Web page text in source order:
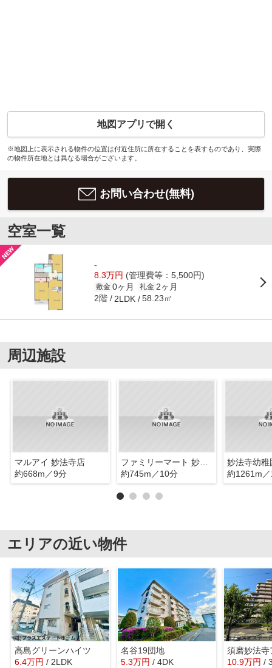
地図アプリで開く
※地図上に表示される物件の位置は付近住所に所在することを表すものであり、実際
の物件所在地とは異なる場合がございます。
お問い合わせ(無料)
空室一覧
-
8.3万円 (管理費等：5,500円)
敷金 0ヶ月 礼金 2ヶ月
2階 2LDK 58.23㎡
周辺施設
マルアイ 妙法寺店
約668m／9分
ファミリーマート 妙法寺インター店
約745m／10分
妙法寺幼稚
約1261m
エリアの近い物件
高島グリーンハイツ
6.4万円 / 2LDK
名谷19団地
5.3万円 / 4DK 10.9万円 /